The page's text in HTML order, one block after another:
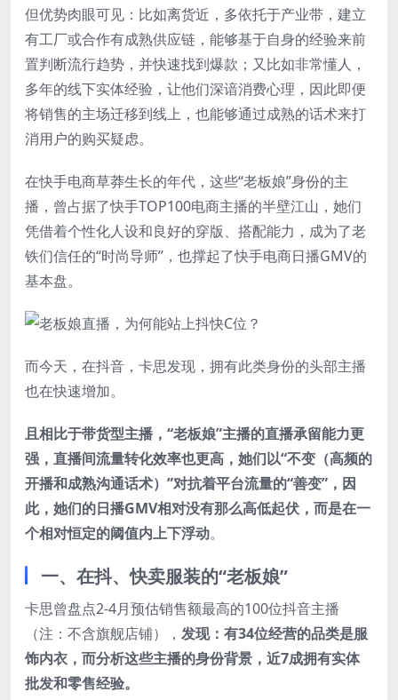
但优势肉眼可见：比如离货近，多依托于产业带，建立
有工厂或合作有成熟供应链，能够基于自身的经验来前
置判断流行趋势，并快速找到爆款；又比如非常懂人，
多年的线下实体经验，让他们深谙消费心理，因此即便
将销售的主场迁移到线上，也能够通过成熟的话术来打
消用户的购买疑虑。
在快手电商草莽生长的年代，这些“老板娘”身份的主
播，曾占据了快手TOP100电商主播的半壁江山，她们
凭借着个性化人设和良好的穿版、搭配能力，成为了老
铁们信任的“时尚导师”，也撑起了快手电商日播GMV的
基本盘。
而今天，在抖音，卡思发现，拥有此类身份的头部主播
也在快速增加。
且相比于带货型主播，“老板娘”主播的直播承留能力更
强，直播间流量转化效率也更高，她们以“不变（高频的
开播和成熟沟通话术）”对抗着平台流量的“善变”，因
此，她们的日播GMV相对没有那么高低起伏，而是在一
个相对恒定的阈值内上下浮动。
一、在抖、快卖服装的“老板娘”
卡思曾盘点2-4月预估销售额最高的100位抖音主播
（注：不含旗舰店铺）， 发现：有34位经营的品类是服
饰内衣，而分析这些主播的身份背景，近7成拥有实体
批发和零售经验。